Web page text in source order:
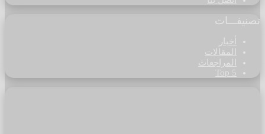
تصنيفـــات
أخبار
المقالات
المراجعات
Top 5